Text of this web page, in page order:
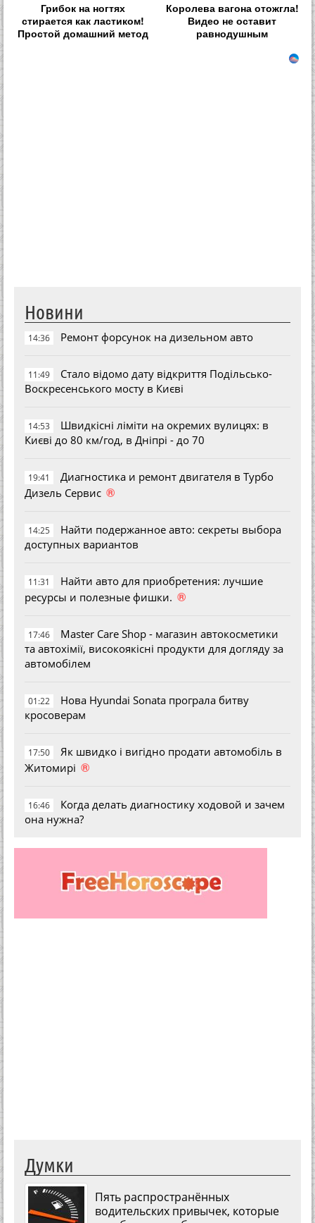
Грибок на ногтях
стирается как ластиком!
Простой домашний метод
Королева вагона отожгла!
Видео не оставит
равнодушным
Новини
14:36 Ремонт форсунок на дизельном авто
11:49
Стало відомо дату відкриття Подільсько-
Воскресенського мосту в Києві
14:53
Швидкісні ліміти на окремих вулицях: в
Києві до 80 км/год, в Дніпрі - до 70
19:41
Диагностика и ремонт двигателя в Турбо
Дизель Сервис ®
14:25
Найти подержанное авто: секреты выбора
доступных вариантов
11:31
Найти авто для приобретения: лучшие
ресурсы и полезные фишки. ®
17:46
Master Care Shop - магазин автокосметики
та автохімії, високоякісні продукти для догляду за
автомобілем
01:22
Нова Hyundai Sonata програла битву
кросоверам
17:50
Як швидко і вигідно продати автомобіль в
Житомирі ®
16:46
Когда делать диагностику ходовой и зачем
она нужна?
Думки
Пять распространённых
водительских привычек, которые